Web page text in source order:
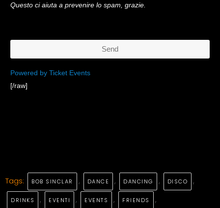
Questo ci aiuta a prevenire lo spam, grazie.
Send
This
field
Powered by Ticket Events
[/raw]
Tags: BOB SINCLAR , DANCE , DANCING , DISCO ,
DRINKS , EVENTI , EVENTS , FRIENDS ,